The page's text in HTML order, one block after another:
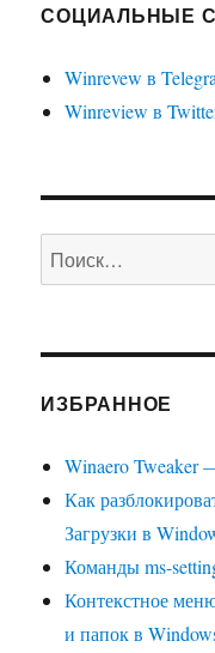
СОЦИАЛЬНЫЕ
Winrevew в
Winreview в
Искать:
ИЗБРАННОЕ
Winaero Tweaker
Как
Загрузки в
Команды ms-
Контекстное
и папок в